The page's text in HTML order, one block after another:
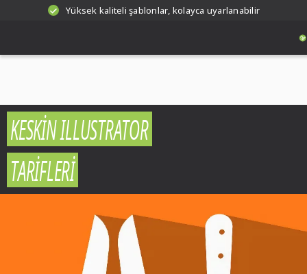
Yüksek kaliteli şablonlar, kolayca uyarlanabilir
KESKIN ILLUSTRATOR
TARIFLERI